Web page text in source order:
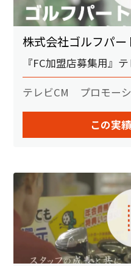
株式会社ゴルフパー
『FC加盟店募集用』
テレビCM プロモー
この実